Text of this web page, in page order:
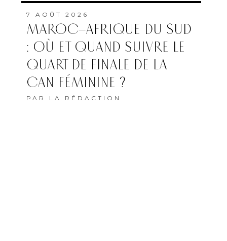
7 AOÛT 2026
MAROC–AFRIQUE DU SUD
: OÙ ET QUAND SUIVRE LE
QUART DE FINALE DE LA
CAN FÉMININE ?
PAR LA RÉDACTION